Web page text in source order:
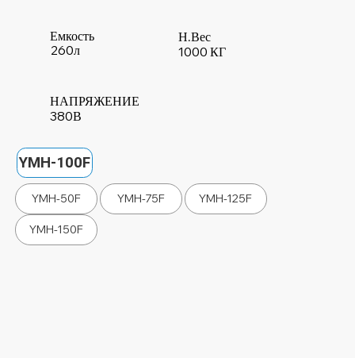
380В
НАПРЯЖЕНИЕ
1000 КГ
Н.Вес
260л
Емкость
YMH-100F
YMH-50F YMH-75F YMH-125F
YMH-150F